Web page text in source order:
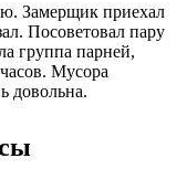
Замерщик приехал
Посоветовал пару
группа парней,
Мусора
довольна.